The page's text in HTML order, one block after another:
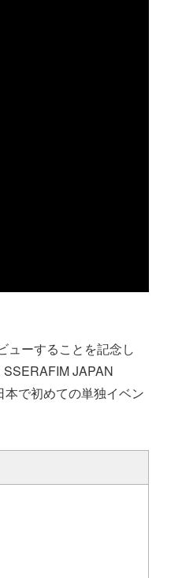
ューすることを記念し
JAPAN
で初めての単独イベン